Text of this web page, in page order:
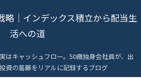
略｜インデックス積立から配当生
活への道
はキャッシュフロー。50歳独身会社員が、出
資の葛藤をリアルに記録するブログ